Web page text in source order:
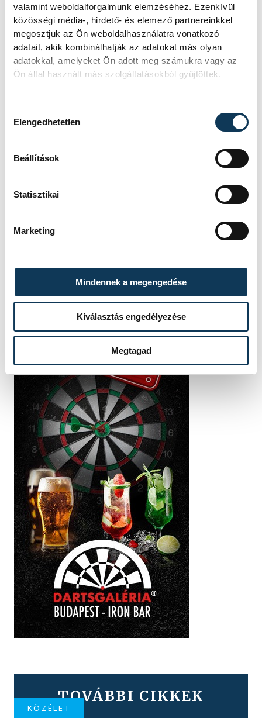
valamint weboldalforgalmunk elemzéséhez. Ezenkívül
közösségi média-, hirdető- és elemező partnereinkkel
megosztjuk az Ön weboldalhasználatra vonatkozó
adatait, akik kombinálhatják az adatokat más olyan
adatokkal, amelyeket Ön adott meg számukra vagy az
Ön által használt más szolgáltatásokból gyűjtöttek.
Elengedhetetlen
Beállítások
Statisztikai
Marketing
Mindennek a megengedése
Kiválasztás engedélyezése
Megtagad
Wolfsberger X-mas Open győzelméért járó
trófeát.
sport Szolnoki Olivér biliárd
TOVÁBBI CIKKEK
KÖZÉLET